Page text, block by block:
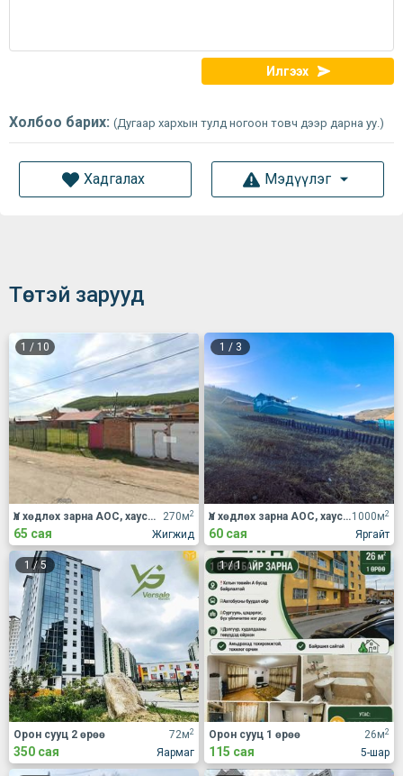
Илгээх
Холбоо барих: (Дугаар хархын тулд ногоон товч дээр дарна уу.)
Хадгалах Мэдүүлэг
Төстэй зарууд
1 / 10
270м2
Жигжид
Үл хөдлөх зарна АОС, хаус, зуслан
65 сая
1 / 3
1000м2
Яргайт
Үл хөдлөх зарна АОС, хаус, зуслан
60 сая
1 /5
72м2
Яармаг
Орон сууц 2 өрөө
350 сая
1/1
26м2
5-шар
Орон сууц 1 өрөө
115 сая